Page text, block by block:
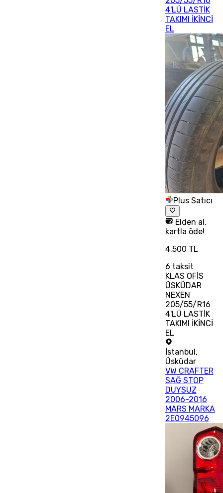
4'LÜ LASTİK
TAKIMI İKİNCİ
EL
Plus Satıcı
Elden al,
kartla öde!
4.500 TL
6 taksit
KLAS OFİS
ÜSKÜDAR
NEXEN
205/55/R16
4'LÜ LASTİK
TAKIMI İKİNCİ
EL
İstanbul,
Üsküdar
VW CRAFTER
SAĞ STOP
DUYSUZ
2006-2016
MARS MARKA
2E0945096